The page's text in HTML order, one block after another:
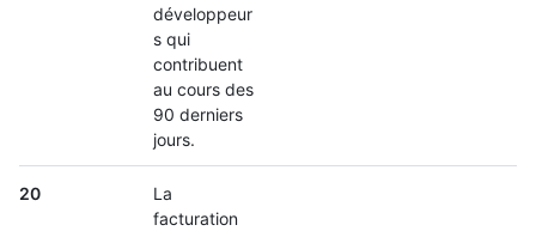
développeur
s qui
contribuent
au cours des
90 derniers
jours.
20
La
facturation